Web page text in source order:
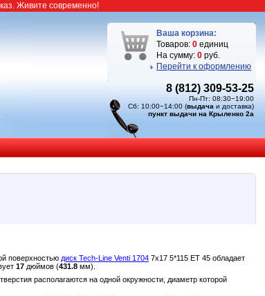
Ваша корзина:
Товаров: 0 единиц
На сумму: 0 руб.
Перейти к оформлению
8 (812) 309-53-25
Пн-Пт: 08:30−19:00
Сб: 10:00−14:00 (выдача и доставка)
пункт выдачи на Крыленко 2а
поверхностью диск Tech-Line Venti 1704 7x17 5*115 ET 45 обладает
17 дюймов (431.8 мм).
располагаются на одной окружности, диаметр которой
Живите современно!